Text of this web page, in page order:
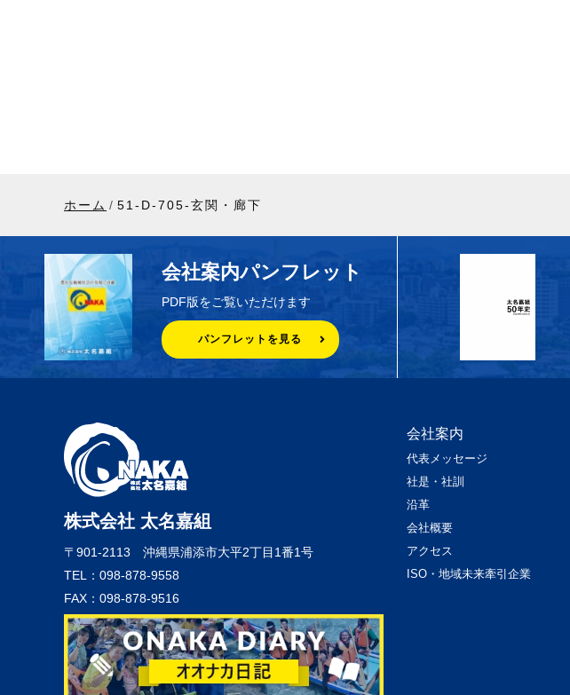
ホーム 51-D-705-玄関・廊下
会社案内パンフレット
PDF版をご覧いただけます
パンフレットを見る
株式会社 太名嘉組
〒901-2113 沖縄県浦添市大平2丁目1番1号
TEL：098-878-9558
FAX：098-878-9516
会社案内
代表メッセージ
社是・社訓
沿革
会社概要
アクセス
ISO・地域未来牽引企業